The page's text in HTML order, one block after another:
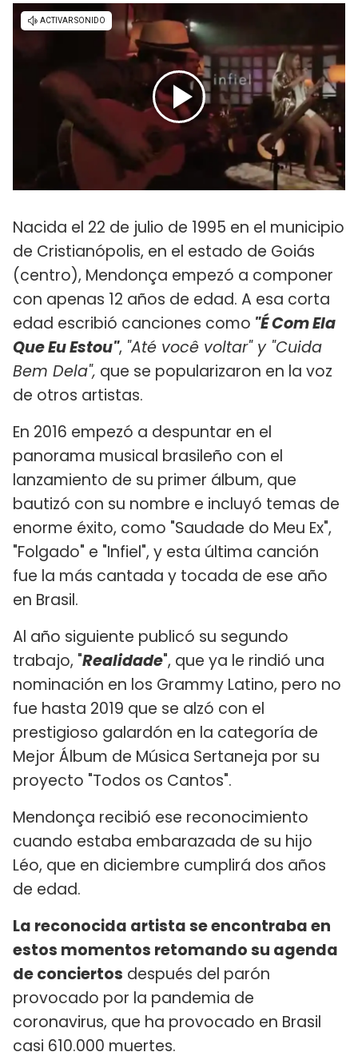
Nacida el 22 de julio de 1995 en el municipio
de Cristianópolis, en el estado de Goiás
(centro), Mendonça empezó a componer
con apenas 12 años de edad. A esa corta
edad escribió canciones como "É Com Ela
Que Eu Estou", "Até você voltar" y "Cuida
Bem Dela", que se popularizaron en la voz
de otros artistas.
En 2016 empezó a despuntar en el
panorama musical brasileño con el
lanzamiento de su primer álbum, que
bautizó con su nombre e incluyó temas de
enorme éxito, como "Saudade do Meu Ex",
"Folgado" e "Infiel", y esta última canción
fue la más cantada y tocada de ese año
en Brasil.
Al año siguiente publicó su segundo
trabajo, "Realidade", que ya le rindió una
nominación en los Grammy Latino, pero no
fue hasta 2019 que se alzó con el
prestigioso galardón en la categoría de
Mejor Álbum de Música Sertaneja por su
proyecto "Todos os Cantos".
Mendonça recibió ese reconocimiento
cuando estaba embarazada de su hijo
Léo, que en diciembre cumplirá dos años
de edad.
La reconocida artista se encontraba en
estos momentos retomando su agenda
de conciertos después del parón
provocado por la pandemia de
coronavirus, que ha provocado en Brasil
casi 610.000 muertes.